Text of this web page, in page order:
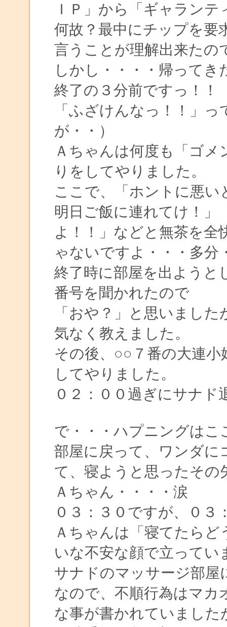
ＩＰ」から「ギャラン
何故？最中にチップを要
言うことが理解出来たの
しかし・・・・帰ってき
終了の３分前ですっ！！
「ふざけんなっ！！」
が・・）
Ａちゃんは何度も「ゴ
りをしてやりました。
ここで、「ホントに悪
明日ご飯に連れてけ！」
よ！！」などと無茶を全
ゃないですよ・・・多分
終了時に部屋を出ようと
番号を聞かれたので
「おや？」と思いまし
気なく教えました。
その後、○○７番の大連
してやりました。
０２：００過ぎにサナド
で・・・ハプニングはこ
部屋に戻って、ワンダに
て、寝ようと思ったその
Ａちゃん・・・・涙
０３：３０ですが、０
Ａちゃんは「寝てたら
いな不安な顔で立ってい
サナドのマッサージ部屋
なので、不順行為はマカ
な事が書かれていました